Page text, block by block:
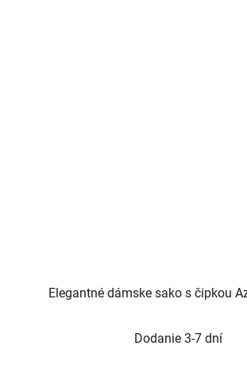
Elegantné dámske sako s čipkou
Dodanie 3-7 dní